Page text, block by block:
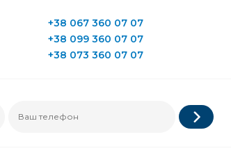
+38 067 360 07 07
+38 099 360 07 07
+38 073 360 07 07